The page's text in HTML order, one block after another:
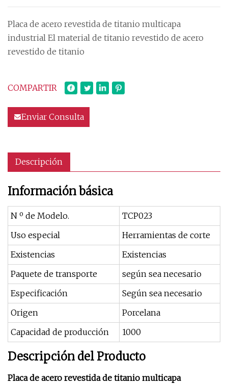
Placa de acero revestida de titanio multicapa
industrial El material de titanio revestido de acero
revestido de titanio
COMPARTIR
Enviar Consulta
Descripción
Información básica
N º de Modelo.
TCP023
Uso especial
Herramientas de corte
Existencias
Existencias
Paquete de transporte
según sea necesario
Especificación
Según sea necesario
Origen
Porcelana
Capacidad de producción
1000
Descripción del Producto
Placa de acero revestida de titanio multicapa